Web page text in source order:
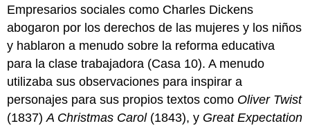
Empresarios sociales como Charles Dickens
abogaron por los derechos de las mujeres y los niños
y hablaron a menudo sobre la reforma educativa
para la clase trabajadora (Casa 10). A menudo
utilizaba sus observaciones para inspirar a
personajes para sus propios textos como Oliver Twist
(1837)A Christmas Carol(1843), y Great Expectation